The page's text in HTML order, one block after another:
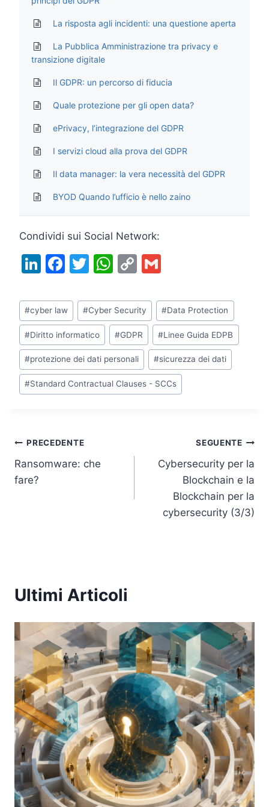
La risposta agli incidenti: una questione aperta
La Pubblica Amministrazione tra privacy e
transizione digitale
Il GDPR: un percorso di fiducia
Quale protezione per gli open data?
ePrivacy, l’integrazione del GDPR
I servizi cloud alla prova del GDPR
Il data manager: la vera necessità del GDPR
BYOD Quando l’ufficio è nello zaino
Condividi sui Social Network:
Li
k
e
dI
n
F
c
e
b
o
o
k
T
itt
er
W
at
s
A
p
p
C
p
y
Li
n
k
ai
l
Tag
articolo:
#cyber law #Cyber Security #Data Protection
#Diritto informatico #GDPR #Linee Guida EDPB
#protezione dei dati personali #sicurezza dei dati
#Standard Contractual Clauses - SCCs
Navigazione
articoli
PRECEDENTE
Ransomware: che
fare?
SEGUENTE
Cybersecurity per la
Blockchain e la
Blockchain per la
cybersecurity (3/3)
Ultimi Articoli